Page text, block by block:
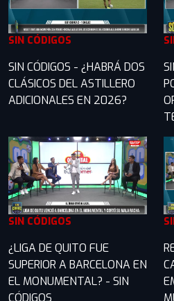
SIN CÓDIGOS
SIN CÓDIGOS - ¿HABRÁ DOS
CLÁSICOS DEL ASTILLERO
ADICIONALES EN 2026?
SIN CÓDIGOS
¿LIGA DE QUITO FUE
SUPERIOR A BARCELONA EN
EL MONUMENTAL? - SIN
CÓDIGOS